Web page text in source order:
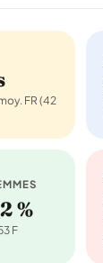
FR (42
%
F